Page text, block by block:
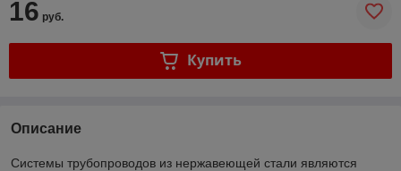
16 руб.
Купить
Описание
Системы трубопроводов из нержавеющей стали являются